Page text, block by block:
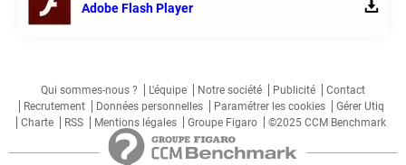
Adobe Flash Player
Qui sommes-nous ? L'équipe Notre société Publicité
Contact
Recrutement
Données personnelles Paramétrer les cookies
Gérer Utiq
Charte
RSS Mentions légales Groupe Figaro ©2025 CCM Benchmark